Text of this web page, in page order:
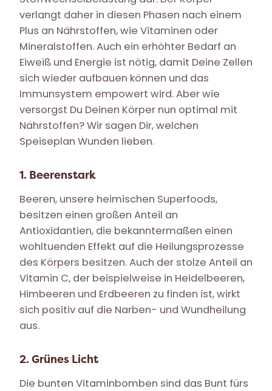
verlangt daher in diesen Phasen nach einem
Plus an Nährstoffen, wie Vitaminen oder
Mineralstoffen. Auch ein erhöhter Bedarf an
Eiweiß und Energie ist nötig, damit Deine Zellen
sich wieder aufbauen können und das
Immunsystem empowert wird. Aber wie
versorgst Du Deinen Körper nun optimal mit
Nährstoffen? Wir sagen Dir, welchen
Speiseplan Wunden lieben.
1. Beerenstark
Beeren, unsere heimischen Superfoods,
besitzen einen großen Anteil an
Antioxidantien, die bekanntermaßen einen
wohltuenden Effekt auf die Heilungsprozesse
des Körpers besitzen. Auch der stolze Anteil an
Vitamin C, der beispielweise in Heidelbeeren,
Himbeeren und Erdbeeren zu finden ist, wirkt
sich positiv auf die Narben- und Wundheilung
aus.
2. Grünes Licht
Die bunten Vitaminbomben sind das Bunt fürs